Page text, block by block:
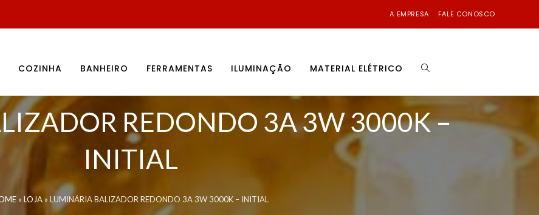
A EMPRESA FALE CONOSCO
COZINHA BANHEIRO FERRAMENTAS ILUMINAÇÃO MATERIAL ELÉTRICO
REDONDO 3A 3W 3000K –
INITIAL
» LOJA » LUMINÁRIA BALIZADOR REDONDO 3A 3W 3000K – INITIAL